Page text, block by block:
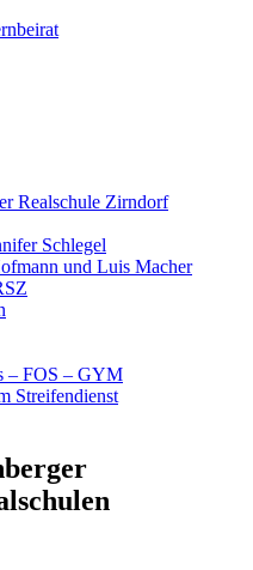
Realschule Zirndorf
Schlegel
und Luis Macher
– FOS – GYM
Streifendienst